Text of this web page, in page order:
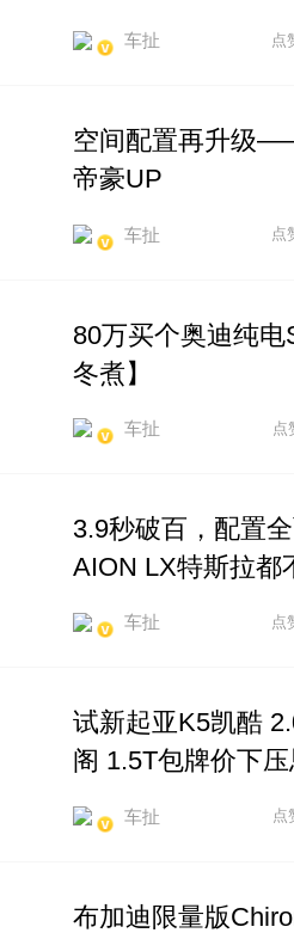
车扯 点
空间配置再升级
帝豪UP
车扯 点
80万买个奥迪纯
冬煮】
车扯 点
3.9秒破百，配置
AION LX特斯拉都
车扯 点
试新起亚K5凯酷
阁 1.5T包牌价下
车扯 点
布加迪限量版